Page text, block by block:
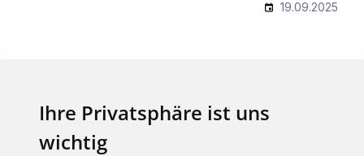
Ihre Privatsphäre ist uns
wichtig